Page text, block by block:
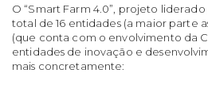
O “Smart Farm 4.0”, projeto
total de 16 entidades (a maior parte
(que conta com o envolvimento da
entidades de inovação e
mais concretamente: